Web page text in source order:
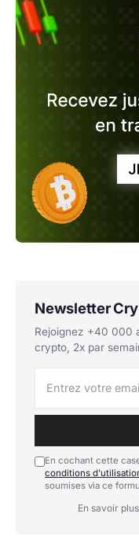
Newsletter
Rejoignez +40 000
crypto, 2x par
En cochant cette
conditions
soumises via ce
En savoir